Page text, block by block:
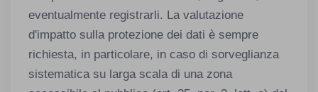
eventualmente registrarli. La valutazione
d'impatto sulla protezione dei dati è sempre
richiesta, in particolare, in caso di sorveglianza
sistematica su larga scala di una zona